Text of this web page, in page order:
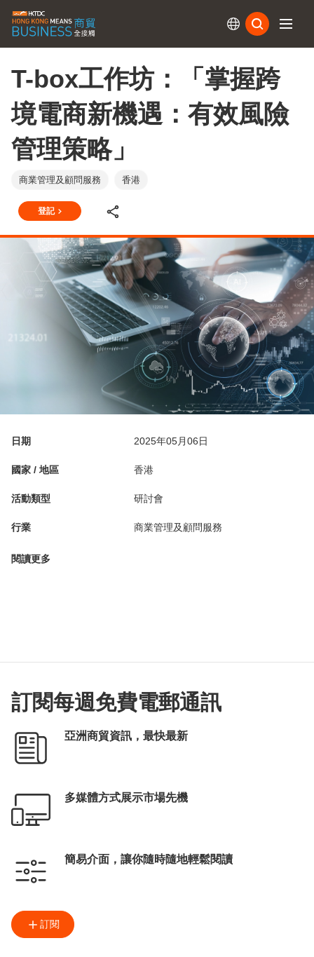
T-box工作坊：「掌握跨
境電商新機遇：有效風險
管理策略」
商業管理及顧問服務 香港
登記
日期 2025年05月06日
國家 / 地區 香港
活動類型 研討會
行業 商業管理及顧問服務
閱讀更多
訂閱每週免費電郵通訊
亞洲商貿資訊，最快最新
多媒體方式展示市場先機
簡易介面，讓你隨時隨地輕鬆閱讀
訂閱